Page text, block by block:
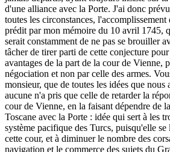
d'une alliance avec la Porte. J'ai donc
toutes les circonstances,
prédit par mon mémoire du 10 avril 1745,
serait constamment de ne pas se brouiller
tâcher de tirer parti de cette conjecture
avantages de la part de la cour de Vienne,
négociation et non par celle des armes.
monsieur, que de toutes les idées que nous
aucune n'a pris que celle de retarder la
cour de Vienne, en la faisant dépendre de
Toscane avec la Porte : idée qui sert à les
système pacifique des Turcs, puisqu'elle
cette cour, et à diminuer le nombre des
navigation et le commerce des sujets du